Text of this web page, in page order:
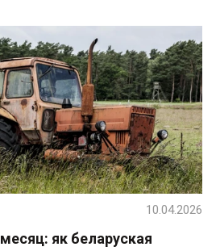
як беларуская
10.04.2026